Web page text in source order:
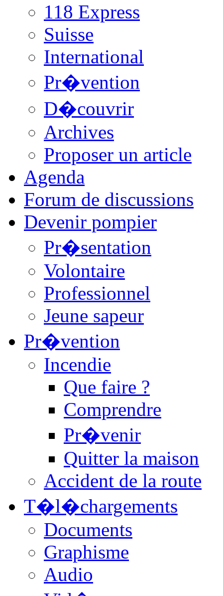
118 Express
Suisse
International
Pr�vention
D�couvrir
Archives
Proposer un article
Agenda
Forum de discussions
Devenir pompier
Pr�sentation
Volontaire
Professionnel
Jeune sapeur
Pr�vention
Incendie
Que faire ?
Comprendre
Pr�venir
Quitter la maison
Accident de la route
T�l�chargements
Documents
Graphisme
Audio